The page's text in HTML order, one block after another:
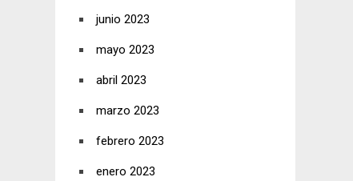
junio 2023
mayo 2023
abril 2023
marzo 2023
febrero 2023
enero 2023